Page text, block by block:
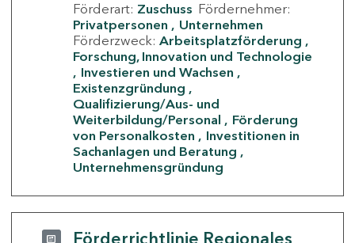
Förderart: Zuschuss Fördernehmer:
Privatpersonen
Unternehmen
Förderzweck: Arbeitsplatzförderung
Forschung, Innovation und Technologie
Investieren und Wachsen
Existenzgründung
Qualifizierung/Aus- und
Weiterbildung/Personal
Förderung
von Personalkosten
Investitionen in
Sachanlagen und Beratung
Unternehmensgründung